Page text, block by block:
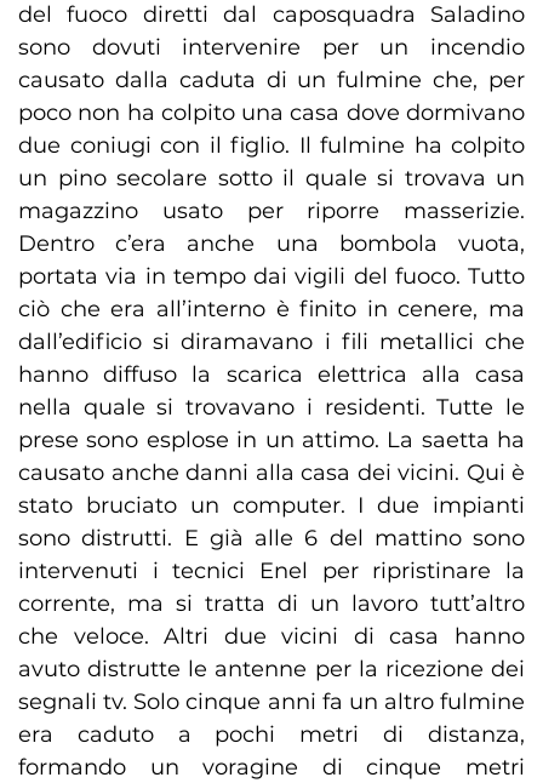
del fuoco diretti dal caposquadra Saladino
sono dovuti intervenire per un incendio
causato dalla caduta di un fulmine che, per
poco non ha colpito una casa dove dormivano
due coniugi con il figlio. Il fulmine ha colpito
un pino secolare sotto il quale si trovava un
magazzino usato per riporre masserizie.
Dentro c’era anche una bombola vuota,
portata via in tempo dai vigili del fuoco. Tutto
ciò che era all’interno è finito in cenere, ma
dall’edificio si diramavano i fili metallici che
hanno diffuso la scarica elettrica alla casa
nella quale si trovavano i residenti. Tutte le
prese sono esplose in un attimo. La saetta ha
causato anche danni alla casa dei vicini. Qui è
stato bruciato un computer. I due impianti
sono distrutti. E già alle 6 del mattino sono
intervenuti i tecnici Enel per ripristinare la
corrente, ma si tratta di un lavoro tutt’altro
che veloce. Altri due vicini di casa hanno
avuto distrutte le antenne per la ricezione dei
segnali tv. Solo cinque anni fa un altro fulmine
era caduto a pochi metri di distanza,
formando un voragine di cinque metri